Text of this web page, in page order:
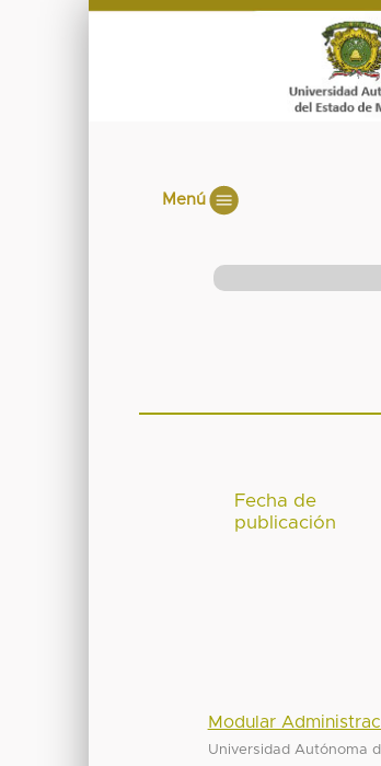
Menú
Fecha de
publicación
Modular
Universidad Autónoma